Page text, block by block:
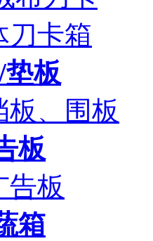
刀卡箱
板
板、围板
板
告板
箱